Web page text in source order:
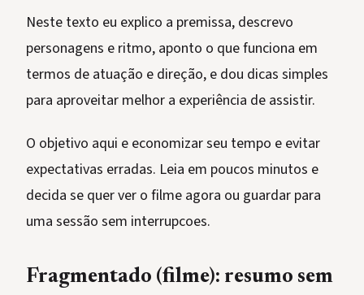
Neste texto eu explico a premissa, descrevo
personagens e ritmo, aponto o que funciona em
termos de atuação e direção, e dou dicas simples
para aproveitar melhor a experiência de assistir.
O objetivo aqui e economizar seu tempo e evitar
expectativas erradas. Leia em poucos minutos e
decida se quer ver o filme agora ou guardar para
uma sessão sem interrupcoes.
Fragmentado (filme): resumo sem